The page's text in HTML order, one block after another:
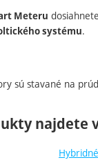
Meteru
systému.
sú stavané na
najdete